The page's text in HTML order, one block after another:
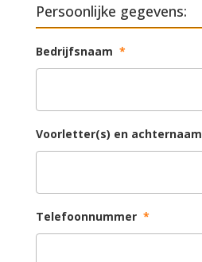
Persoonlijke gegevens:
Bedrijfsnaam *
Voorletter(s) en achternaam
Telefoonnummer *